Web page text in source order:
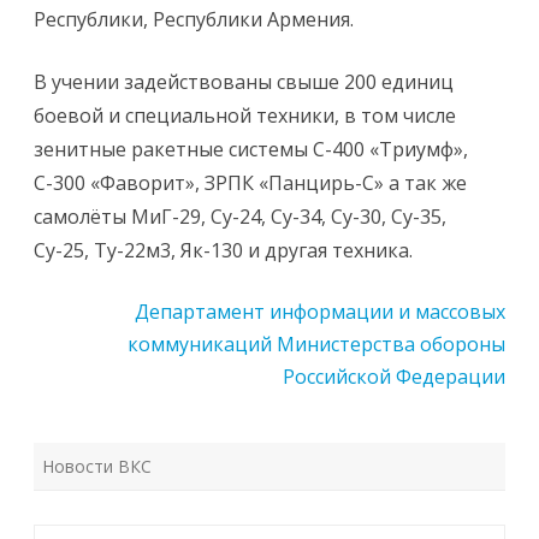
Республики, Республики Армения.
В учении задействованы свыше 200 единиц
боевой и специальной техники, в том числе
зенитные ракетные системы С-400 «Триумф»,
С-300 «Фаворит», ЗРПК «Панцирь-С» а так же
самолёты МиГ-29, Су-24, Су-34, Су-30, Су-35,
Су-25, Ту-22м3, Як-130 и другая техника.
Департамент информации и массовых
коммуникаций Министерства обороны
Российской Федерации
Новости ВКС